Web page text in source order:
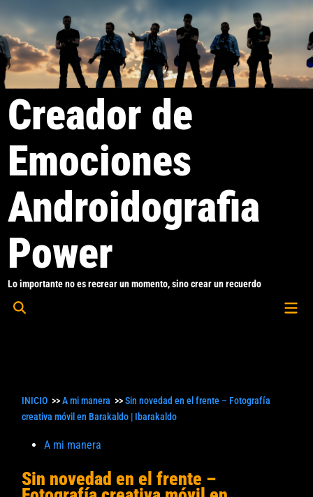
al
contenido
Creador de
Emociones
Androidografia
Power
Lo importante no es recrear un momento, sino crear un recuerdo
Abrir
INICIO >>A mi manera >>Sin novedad en el frente – Fotografía
creativa móvil en Barakaldo | Ibarakaldo
Publicado
A mi manera
Sin novedad en el frente –